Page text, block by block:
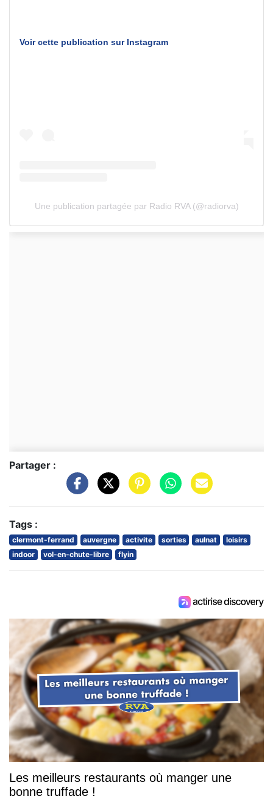
Voir cette publication sur Instagram
Une publication partagée par Radio RVA (@radiorva)
Partager :
Tags :
clermont-ferrand auvergne activite sorties aulnat
loisirs
indoor
vol-en-chute-libre flyin
Les meilleurs restaurants où manger une
bonne truffade !